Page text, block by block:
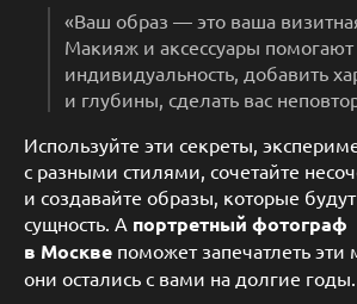
«Ваш образ — это ваша
Макияж и аксессуары помогают
индивидуальность, добавить
и глубины, сделать вас
Используйте эти секреты,
с разными стилями, сочетайте
и создавайте образы, которые
сущность. А портретный фотограф
в Москве поможет запечатлеть
они остались с вами на долгие годы.